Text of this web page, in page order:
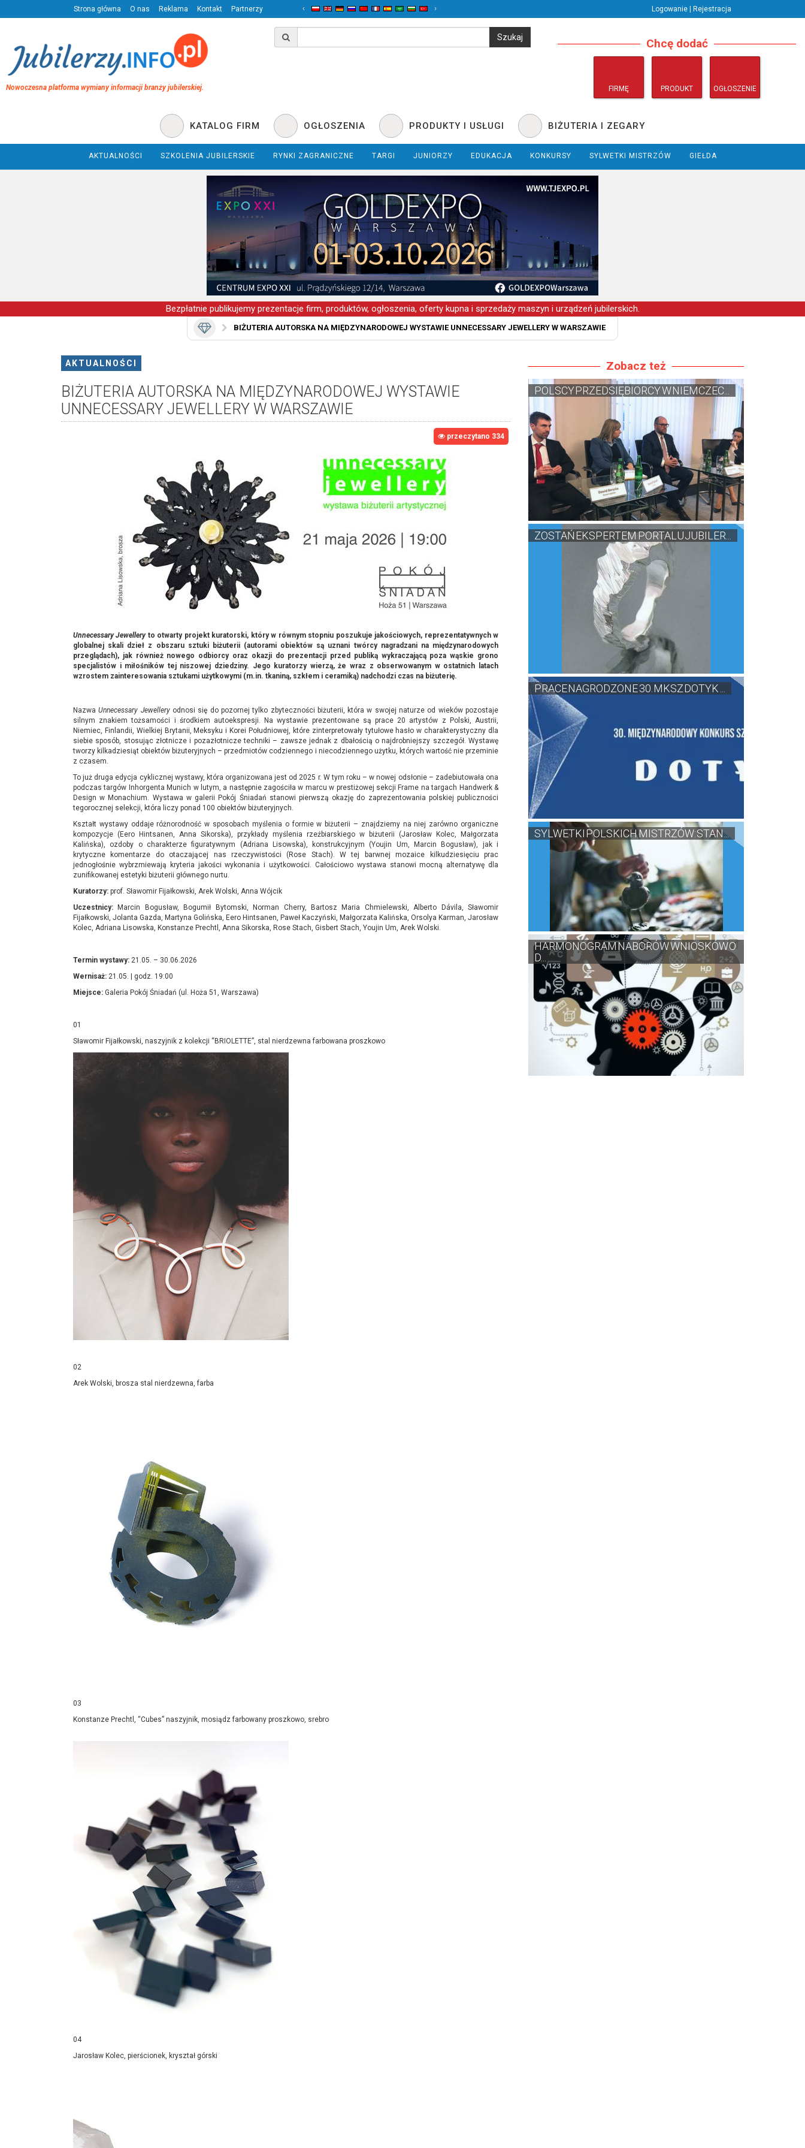
Strona główna O nas Reklama Kontakt Partnerzy ‹ › Logowanie | Rejestracja
Nowoczesna platforma wymiany informacji branży jubilerskiej.
Chcę dodać
FIRMĘ PRODUKT OGŁOSZENIE
KATALOG FIRM OGŁOSZENIA PRODUKTY I USŁUGI BIŻUTERIA I ZEGARY
AKTUALNOŚCI SZKOLENIA JUBILERSKIE RYNKI ZAGRANICZNE TARGI JUNIORZY EDUKACJA KONKURSY SYLWETKI MISTRZÓW GIEŁDA
Bezpłatnie publikujemy prezentacje firm, produktów, ogłoszenia, oferty kupna i sprzedaży maszyn i urządzeń jubilerskich.
BIŻUTERIA AUTORSKA NA MIĘDZYNARODOWEJ WYSTAWIE UNNECESSARY JEWELLERY W WARSZAWIE
AKTUALNOŚCI
BIŻUTERIA AUTORSKA NA MIĘDZYNARODOWEJ WYSTAWIE
UNNECESSARY JEWELLERY W WARSZAWIE
przeczytano 334
Unnecessary Jewelleryto otwarty projekt kuratorski, który w równym stopniu poszukuje jakościowych, reprezentatywnych w
globalnej skali dzieł z obszaru sztuki biżuterii (autorami obiektów są uznani twórcy nagradzani na międzynarodowych
przeglądach), jak również nowego odbiorcy oraz okazji do prezentacji przed publiką wykraczającą poza wąskie grono
specjalistów i miłośników tej niszowej dziedziny. Jego kuratorzy wierzą, że wraz z obserwowanym w ostatnich latach
wzrostem zainteresowania sztukami użytkowymi (m.in. tkaniną, szkłem i ceramiką) nadchodzi czas na biżuterię.
NazwaUnnecessary Jewellery odnosi się do pozornej tylko zbyteczności biżuterii, która w swojej naturze od wieków pozostaje
silnym znakiem tożsamości i środkiem autoekspresji. Na wystawie prezentowane są prace 20 artystów z Polski, Austrii,
Niemiec, Finlandii, Wielkiej Brytanii, Meksyku i Korei Południowej, które zinterpretowały tytułowe hasło w charakterystyczny dla
siebie sposób, stosując złotnicze i pozazłotnicze techniki – zawsze jednak z dbałością o najdrobniejszy szczegół. Wystawę
tworzy kilkadziesiąt obiektów biżuteryjnych – przedmiotów codziennego i niecodziennego użytku, których wartość nie przeminie
z czasem.
To już druga edycja cyklicznej wystawy, która organizowana jest od 2025 r. W tym roku – w nowej odsłonie – zadebiutowała ona
podczas targów Inhorgenta Munich w lutym, a następnie zagościła w marcu w prestiżowej sekcji Frame na targach Handwerk &
Design w Monachium. Wystawa w galerii Pokój Śniadań stanowi pierwszą okazję do zaprezentowania polskiej publiczności
tegorocznej selekcji, która liczy ponad 100 obiektów biżuteryjnych.
Kształt wystawy oddaje różnorodność w sposobach myślenia o formie w biżuterii – znajdziemy na niej zarówno organiczne
kompozycje (Eero Hintsanen, Anna Sikorska), przykłady myślenia rzeźbiarskiego w biżuterii (Jarosław Kolec, Małgorzata
Kalińska), ozdoby o charakterze figuratywnym (Adriana Lisowska), konstrukcyjnym (Youjin Um, Marcin Bogusław), jak i
krytyczne komentarze do otaczającej nas rzeczywistości (Rose Stach). W tej barwnej mozaice kilkudziesięciu prac
jednogłośnie wybrzmiewają kryteria jakości wykonania i użytkowości. Całościowo wystawa stanowi mocną alternatywę dla
zunifikowanej estetyki biżuterii głównego nurtu.
Kuratorzy: prof. Sławomir Fijałkowski, Arek Wolski, Anna Wójcik
Uczestnicy:
Marcin Bogusław, Bogumił Bytomski, Norman Cherry, Bartosz Maria Chmielewski, Alberto Dávila, Sławomir
Fijałkowski, Jolanta Gazda, Martyna Golińska, Eero Hintsanen, Paweł Kaczyński, Małgorzata Kalińska, Orsolya Karman, Jarosław
Kolec, Adriana Lisowska, Konstanze Prechtl, Anna Sikorska, Rose Stach, Gisbert Stach, Youjin Um, Arek Wolski.
Termin wystawy: 21.05. – 30.06.2026
Wernisaż: 21.05. | godz. 19:00
Miejsce: Galeria Pokój Śniadań (ul. Hoża 51, Warszawa)
01
Sławomir Fijałkowski, naszyjnik z kolekcji “BRIOLETTE”, stal nierdzewna farbowana proszkowo
02
Arek Wolski, brosza stal nierdzewna, farba
03
Konstanze Prechtl, “Cubes” naszyjnik, mosiądz farbowany proszkowo, srebro
04
Jarosław Kolec, pierścionek, kryształ górski
Zobacz też
POLSCY PRZEDSIĘBIORCY W NIEMCZEC...
ZOSTAŃ EKSPERTEM PORTALU JUBILER...
PRACE NAGRODZONE 30. MKSZ DOTYK ...
SYLWETKI POLSKICH MISTRZÓW: STAN...
HARMONOGRAM NABORÓW WNIOSKÓW O
D...